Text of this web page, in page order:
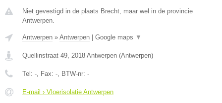
Niet gevestigd in de plaats Brecht, maar wel in de provincie
Antwerpen.
Antwerpen » Antwerpen Google maps ▼
Quellinstraat 49, 2018 Antwerpen (Antwerpen)
Tel: -, Fax: -, BTW-nr: -
E-mail › Vloerisolatie Antwerpen